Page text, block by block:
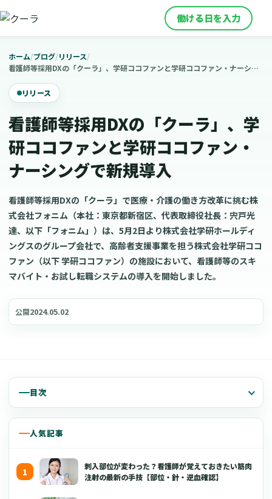
働ける日を入力
ホーム/ブログ/リリース/
看護師等採用DXの「クーラ」、学研ココファンと学研ココファン・ナーシングで新規導入
リリース
看護師等採用DXの「クーラ」、学
研ココファンと学研ココファン・
ナーシングで新規導入
看護師等採用DXの「クーラ」で医療・介護の働き方改革に挑む株
式会社フォニム（本社：東京都新宿区、代表取締役社長：宍戸光
達、以下「フォニム」）は、5月2日より株式会社学研ホールディ
ングスのグループ会社で、高齢者支援事業を担う株式会社学研ココ
ファン（以下 学研ココファン）の施設において、看護師等のスキ
マバイト・お試し転職システムの導入を開始しました。
公開2024.05.02
目次
人気記事
刺入部位が変わった？看護師が覚えておきたい筋肉
注射の最新の手技【部位・針・逆血確認】